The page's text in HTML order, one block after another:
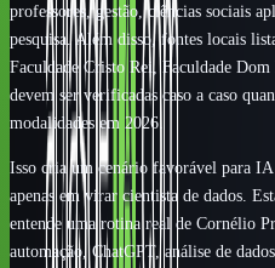
professores, gestão, ciências sociais
pesquisa. Além disso, fontes locais
Faculdade Cristo Rei, Faculdade
devem ser verificadas caso a caso
modalidades em 2026.
Isso cria um cenário favorável para
apenas em virar cientista de dados.
entende uma rotina real de Cornélio
automação, ChatGPT, análise de